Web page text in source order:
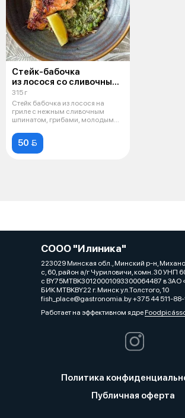
Стейк-бабочка
из лосося со сливочным
шпинатом
и шампиньонами
315 г
Стейк бабочка из лосося на
гриле с нежным сливочным
шпинатом, грибами, молодым
50 
СООО "Илиника"
223029 Минская обл., Минский р-н,
с, 60, район а/г Чуриловичи, комн. 30 УНП
с BY75MTBK30120001093300064487 в
БИК MTBKBY22 г. Минск ул.Толстого, 10
fish_place@gastronomia.by +375 44 511-88-
Работает на эффективном ядре
Политика
Публичная оферта